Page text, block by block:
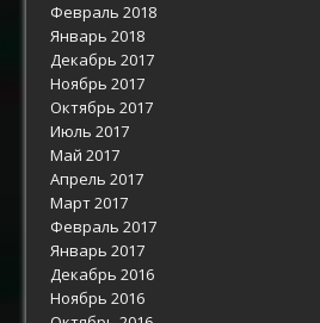
Февраль 2018
Январь 2018
Декабрь 2017
Ноябрь 2017
Октябрь 2017
Июль 2017
Май 2017
Апрель 2017
Март 2017
Февраль 2017
Январь 2017
Декабрь 2016
Ноябрь 2016